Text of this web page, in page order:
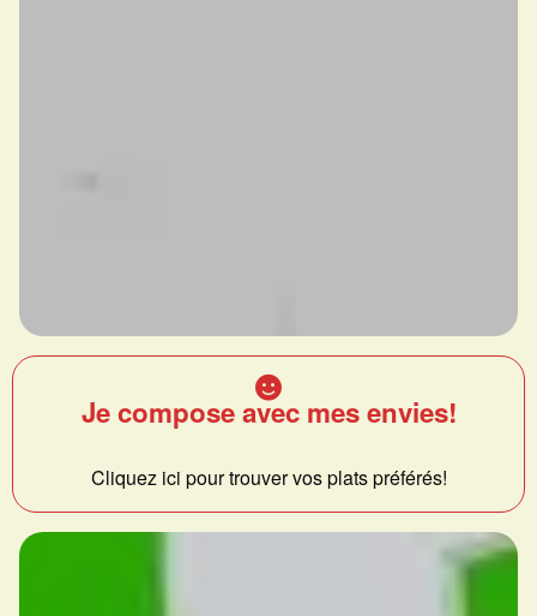
Je compose avec mes envies!
Cliquez ici pour trouver vos plats préférés!